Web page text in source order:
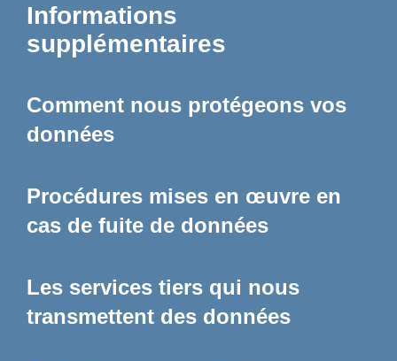
Informations
supplémentaires
Comment nous protégeons vos
données
Procédures mises en œuvre en
cas de fuite de données
Les services tiers qui nous
transmettent des données